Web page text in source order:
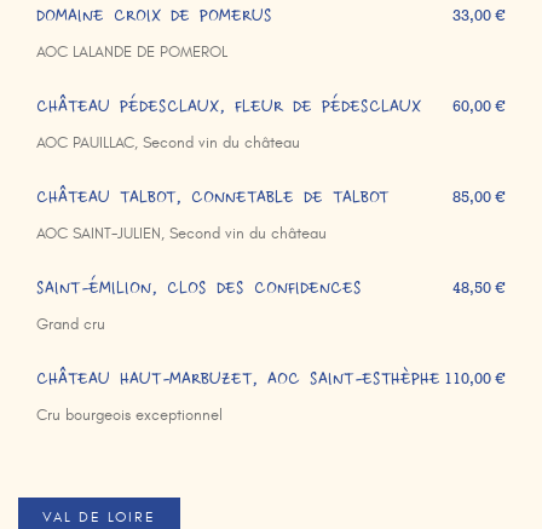
DOMAINE CROIX DE POMERUS
AOC LALANDE DE POMEROL
33,00 €
CHÂTEAU PÉDESCLAUX, FLEUR DE PÉDESCLAUX
AOC PAUILLAC, Second vin du château
60,00 €
CHÂTEAU TALBOT, CONNETABLE DE TALBOT
AOC SAINT-JULIEN, Second vin du château
85,00 €
SAINT-ÉMILION, CLOS DES CONFIDENCES
Grand cru
48,50 €
CHÂTEAU HAUT-MARBUZET, AOC SAINT-ESTHÈPHE
Cru bourgeois exceptionnel
110,00 €
VAL DE LOIRE